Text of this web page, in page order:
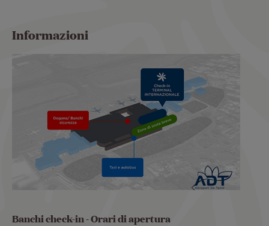
Informazioni
Banchi check-in - Orari di apertura